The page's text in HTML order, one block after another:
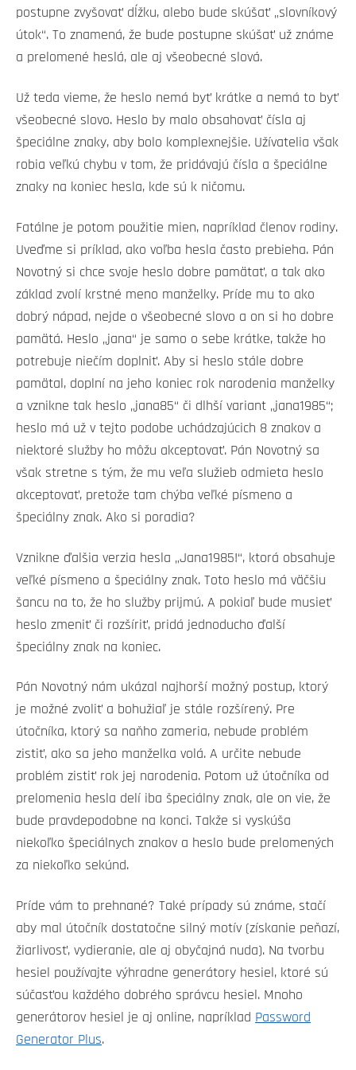
postupne zvyšovať dĺžku, alebo bude skúšať „slovníkový
útok“. To znamená, že bude postupne skúšať už známe
a prelomené heslá, ale aj všeobecné slová.
Už teda vieme, že heslo nemá byť krátke a nemá to byť
všeobecné slovo. Heslo by malo obsahovať čísla aj
špeciálne znaky, aby bolo komplexnejšie. Užívatelia však
robia veľkú chybu v tom, že pridávajú čísla a špeciálne
znaky na koniec hesla, kde sú k ničomu.
Fatálne je potom použitie mien, napríklad členov rodiny.
Uveďme si príklad, ako voľba hesla často prebieha. Pán
Novotný si chce svoje heslo dobre pamätať, a tak ako
základ zvolí krstné meno manželky. Príde mu to ako
dobrý nápad, nejde o všeobecné slovo a on si ho dobre
pamätá. Heslo „jana“ je samo o sebe krátke, takže ho
potrebuje niečím doplniť. Aby si heslo stále dobre
pamätal, doplní na jeho koniec rok narodenia manželky
a vznikne tak heslo „jana85“ či dlhší variant „jana1985“;
heslo má už v tejto podobe uchádzajúcich 8 znakov a
niektoré služby ho môžu akceptovať. Pán Novotný sa
však stretne s tým, že mu veľa služieb odmieta heslo
akceptovať, pretože tam chýba veľké písmeno a
špeciálny znak. Ako si poradia?
Vznikne ďalšia verzia hesla „Jana1985!“, ktorá obsahuje
veľké písmeno a špeciálny znak. Toto heslo má väčšiu
šancu na to, že ho služby prijmú. A pokiaľ bude musieť
heslo zmeniť či rozšíriť, pridá jednoducho ďalší
špeciálny znak na koniec.
Pán Novotný nám ukázal najhorší možný postup, ktorý
je možné zvoliť a bohužiaľ je stále rozšírený. Pre
útočníka, ktorý sa naňho zameria, nebude problém
zistiť, ako sa jeho manželka volá. A určite nebude
problém zistiť rok jej narodenia. Potom už útočníka od
prelomenia hesla delí iba špeciálny znak, ale on vie, že
bude pravdepodobne na konci. Takže si vyskúša
niekoľko špeciálnych znakov a heslo bude prelomených
za niekoľko sekúnd.
Príde vám to prehnané? Také prípady sú známe, stačí
aby mal útočník dostatočne silný motív (získanie peňazí,
žiarlivosť, vydieranie, ale aj obyčajná nuda). Na tvorbu
hesiel používajte výhradne generátory hesiel, ktoré sú
súčasťou každého dobrého správcu hesiel. Mnoho
generátorov hesiel je aj online, napríklad Password
Generator Plus.